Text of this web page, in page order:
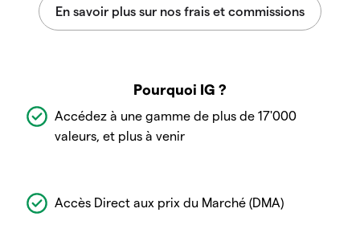
Pourquoi IG ?
Accédez à une gamme de plus de 17'000
valeurs, et plus à venir
Accès Direct aux prix du Marché (DMA)